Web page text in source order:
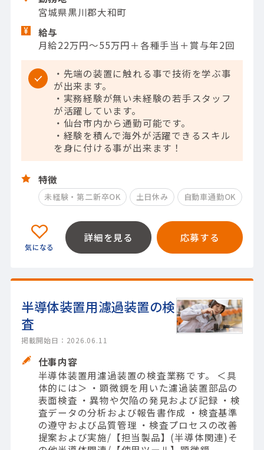
宮城県黒川郡大和町
給与
月給22万円～55万円＋各種手当＋賞与年2回
・先端の装置に触れる事で技術を学ぶ事
が出来ます。
・実務経験が無い未経験の若手スタッフ
が活躍しています。
・仙台市内から通勤可能です。
・経験を積んで海外が活躍できるスキル
を身に付ける事が出来ます！
特徴
未経験・第二新卒OK 土日休み 自動車通勤OK
詳細を見る 応募する
半導体装置用濾過装置の検
査
掲載開始日：2026.06.11
仕事内容
半導体装置用濾過装置の検査業務です。 ＜具
体的には＞ ・顕微鏡を用いた濾過装置部品の
表面検査 ・異物や欠陥の発見および記録 ・検
査データの分析および報告書作成 ・検査基準
の遵守および品質管理 ・検査プロセスの改善
提案および実施/【担当製品】(半導体関連)そ